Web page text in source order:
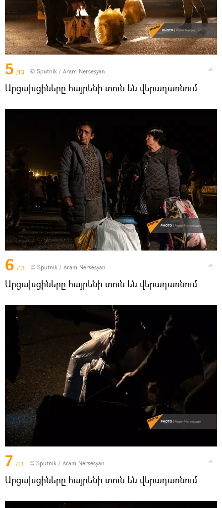
5 /13 © Sputnik / Aram Nersesyan
Արցախցիները հայրենի տուն են վերադառնում
6 /13 © Sputnik / Aram Nersesyan
Արցախցիները հայրենի տուն են վերադառնում
7 /13 © Sputnik / Aram Nersesyan
Արցախցիները հայրենի տուն են վերադառնում